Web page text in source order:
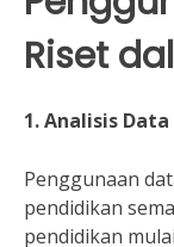
Riset
1. Analisis
Penggunaan
pendidikan
pendidikan